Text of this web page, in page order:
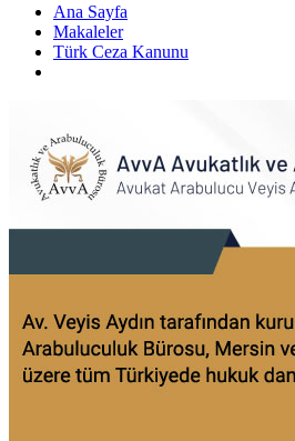
Ana Sayfa
Makaleler
Türk Ceza Kanunu